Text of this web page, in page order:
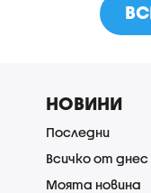
НОВИНИ
Последни
Всичко от днес
Моята новина